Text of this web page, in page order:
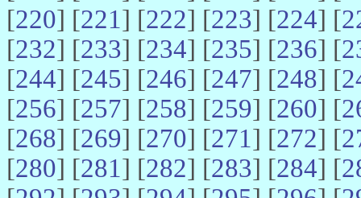
[220] [221] [222] [223] [224] [
[232] [233] [234] [235] [236] [
[244] [245] [246] [247] [248] [
[256] [257] [258] [259] [260] [
[268] [269] [270] [271] [272] [
[280] [281] [282] [283] [284] [